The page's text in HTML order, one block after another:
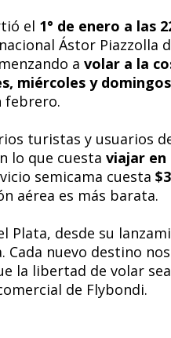
el 1° de enero a las
Ástor Piazzolla
a volar a la
miércoles y domingos
febrero.
turistas y usuarios
lo que cuesta viajar
semicama cuesta
aérea es más barata.
Plata, desde su
nuevo destino
la libertad de volar sea
de Flybondi.